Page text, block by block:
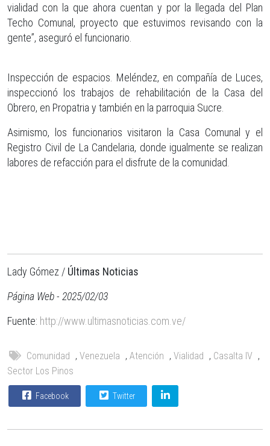
vialidad con la que ahora cuentan y por la llegada del Plan
Techo Comunal, proyecto que estuvimos revisando con la
gente”, aseguró el funcionario.
Inspección de espacios. Meléndez, en compañía de Luces,
inspeccionó los trabajos de rehabilitación de la Casa del
Obrero, en Propatria y también en la parroquia Sucre.
Asimismo, los funcionarios visitaron la Casa Comunal y el
Registro Civil de La Candelaria, donde igualmente se realizan
labores de refacción para el disfrute de la comunidad.
Lady Gómez / Últimas Noticias
Página Web - 2025/02/03
Fuente: http://www.ultimasnoticias.com.ve/
Comunidad , Venezuela , Atención , Vialidad , Casalta IV ,
Sector Los Pinos
Facebook Twitter